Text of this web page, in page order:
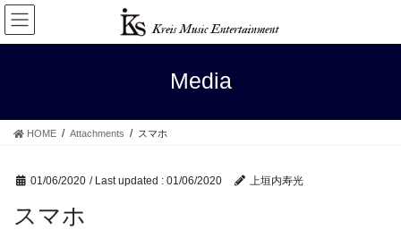
Skip
the
Skip
the
Media
HOME Attachments スマホ
01/06/2020 / Last updated : 01/06/2020 上垣内寿光
スマホ